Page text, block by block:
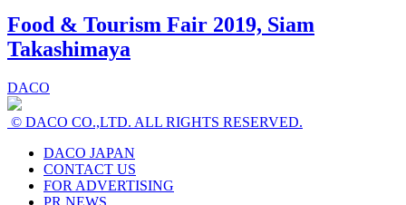
Food & Tourism Fair 2019, Siam
Takashimaya
DACO
© DACO CO.,LTD. ALL RIGHTS RESERVED.
DACO JAPAN
CONTACT US
FOR ADVERTISING